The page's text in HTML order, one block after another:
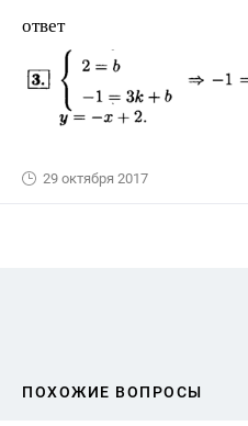
ответ
29 октября 2017
ПОХОЖИЕ ВОПРОСЫ